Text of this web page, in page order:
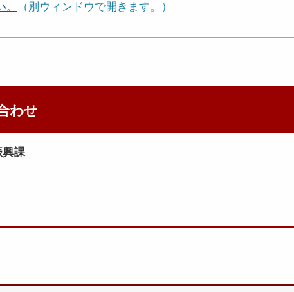
（別ウィンドウで開きます。）
わせ
興課